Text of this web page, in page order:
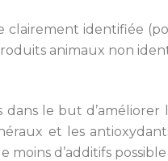
identifiée
animaux non
dans le but
et les
d’additifs